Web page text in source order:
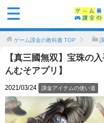
ゲーム課金の教科書 TOP
【真三國無双】宝珠の
んむそアプリ】
2021/03/24 課金アイテムの使い道